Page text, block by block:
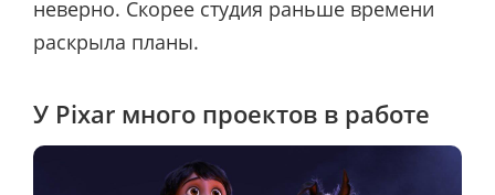
неверно. Скорее студия раньше времени
раскрыла планы.
У Pixar много проектов в работе